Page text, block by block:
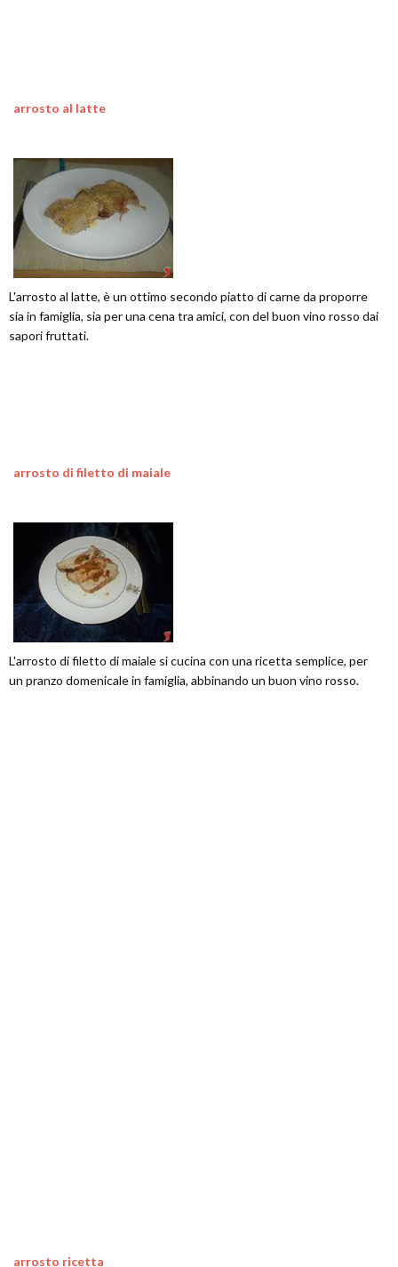
arrosto al latte
L'arrosto al latte, è un ottimo secondo piatto di carne da proporre
sia in famiglia, sia per una cena tra amici, con del buon vino rosso dai
sapori fruttati.
arrosto di filetto di maiale
L'arrosto di filetto di maiale si cucina con una ricetta semplice, per
un pranzo domenicale in famiglia, abbinando un buon vino rosso.
arrosto ricetta